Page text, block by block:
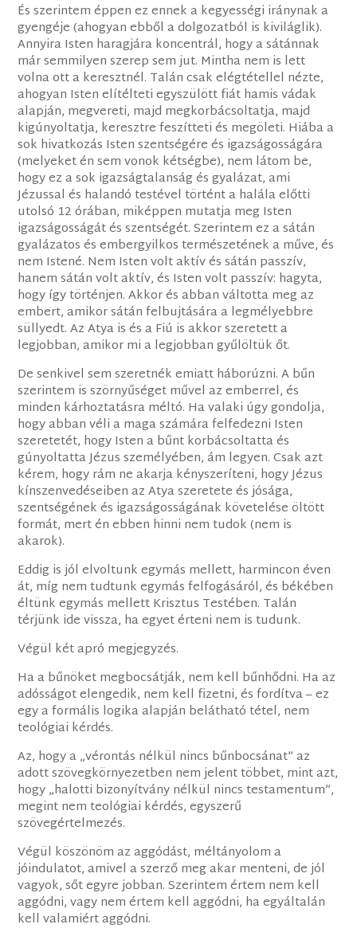
És szerintem éppen ez ennek a kegyességi iránynak a
gyengéje (ahogyan ebből a dolgozatból is kiviláglik).
Annyira Isten haragjára koncentrál, hogy a sátánnak
már semmilyen szerep sem jut. Mintha nem is lett
volna ott a keresztnél. Talán csak elégtétellel nézte,
ahogyan Isten elítélteti egyszülött fiát hamis vádak
alapján, megvereti, majd megkorbácsoltatja, majd
kigúnyoltatja, keresztre feszítteti és megöleti. Hiába a
sok hivatkozás Isten szentségére és igazságosságára
(melyeket én sem vonok kétségbe), nem látom be,
hogy ez a sok igazságtalanság és gyalázat, ami
Jézussal és halandó testével történt a halála előtti
utolsó 12 órában, miképpen mutatja meg Isten
igazságosságát és szentségét. Szerintem ez a sátán
gyalázatos és embergyilkos természetének a műve, és
nem Istené. Nem Isten volt aktív és sátán passzív,
hanem sátán volt aktív, és Isten volt passzív: hagyta,
hogy így történjen. Akkor és abban váltotta meg az
embert, amikor sátán felbujtására a legmélyebbre
süllyedt. Az Atya is és a Fiú is akkor szeretett a
legjobban, amikor mi a legjobban gyűlöltük őt.
De senkivel sem szeretnék emiatt háborúzni. A bűn
szerintem is szörnyűséget művel az emberrel, és
minden kárhoztatásra méltó. Ha valaki úgy gondolja,
hogy abban véli a maga számára felfedezni Isten
szeretetét, hogy Isten a bűnt korbácsoltatta és
gúnyoltatta Jézus személyében, ám legyen. Csak azt
kérem, hogy rám ne akarja kényszeríteni, hogy Jézus
kínszenvedéseiben az Atya szeretete és jósága,
szentségének és igazságosságának követelése öltött
formát, mert én ebben hinni nem tudok (nem is
akarok).
Eddig is jól elvoltunk egymás mellett, harmincon éven
át, míg nem tudtunk egymás felfogásáról, és békében
éltünk egymás mellett Krisztus Testében. Talán
térjünk ide vissza, ha egyet érteni nem is tudunk.
Végül két apró megjegyzés.
Ha a bűnöket megbocsátják, nem kell bűnhődni. Ha az
adósságot elengedik, nem kell fizetni, és fordítva – ez
egy a formális logika alapján belátható tétel, nem
teológiai kérdés.
Az, hogy a „vérontás nélkül nincs bűnbocsánat” az
adott szövegkörnyezetben nem jelent többet, mint azt,
hogy „halotti bizonyítvány nélkül nincs testamentum”,
megint nem teológiai kérdés, egyszerű
szövegértelmezés.
Végül köszönöm az aggódást, méltányolom a
jóindulatot, amivel a szerző meg akar menteni, de jól
vagyok, sőt egyre jobban. Szerintem értem nem kell
aggódni, vagy nem értem kell aggódni, ha egyáltalán
kell valamiért aggódni.